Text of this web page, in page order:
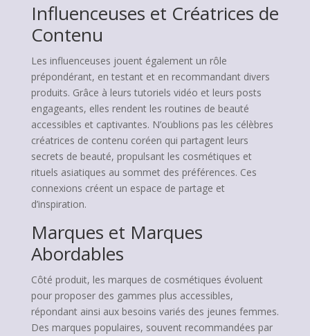
Influenceuses et Créatrices de
Contenu
Les influenceuses jouent également un rôle
prépondérant, en testant et en recommandant divers
produits. Grâce à leurs tutoriels vidéo et leurs posts
engageants, elles rendent les routines de beauté
accessibles et captivantes. N’oublions pas les célèbres
créatrices de contenu coréen qui partagent leurs
secrets de beauté, propulsant les cosmétiques et
rituels asiatiques au sommet des préférences. Ces
connexions créent un espace de partage et
d’inspiration.
Marques et Marques
Abordables
Côté produit, les marques de cosmétiques évoluent
pour proposer des gammes plus accessibles,
répondant ainsi aux besoins variés des jeunes femmes.
Des marques populaires, souvent recommandées par